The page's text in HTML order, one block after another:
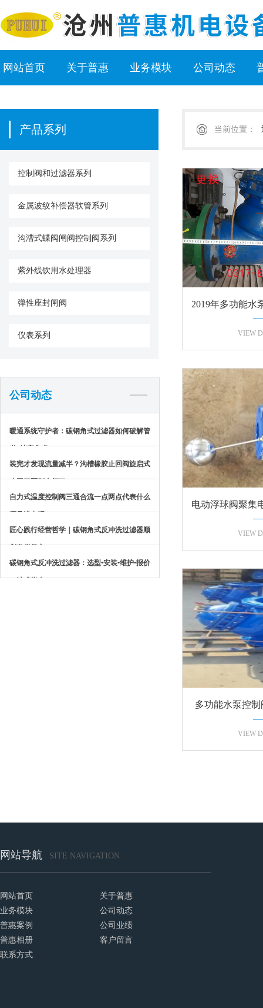
网站首页 关于普惠 业务模块 公司动态
产品系列
控制阀和过滤器系列
金属波纹补偿器软管系列
沟漕式蝶阀闸阀控制阀系列
紫外线饮用水处理器
弹性座封闸阀
仪表系列
公司动态
暖通系统守护者：碳钢角式过滤器如何破解管
道“堵塞焦虑”？
装完才发现流量减半？沟槽橡胶止回阀旋启式
止回阀区别太坏了
自力式温度控制阀三通合流一点两点代表什么
哪是进出呢？
匠心践行经营哲学｜碳钢角式反冲洗过滤器顺
利发货保定
碳钢角式反冲洗过滤器：选型•安装•维护•报价
一站式指南
当前位置：
2019年多功能水
换
VIEW
电动浮球阀聚集
能
VIEW
多功能水泵控制
片实物
VIEW
网站导航 SITE NAVIGATION
网站首页
关于普惠
业务模块
公司动态
普惠案例
公司业绩
普惠相册
客户留言
联系方式